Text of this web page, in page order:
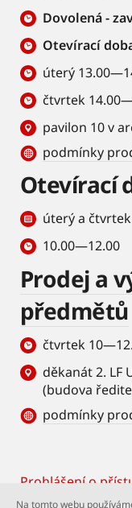
Dovolená -
Otevírací
úterý
čtvrtek
pavilon 10 v
podmínky
Otevírací
úterý a čtvrtek
10.00—12.00
Prodej a
předmětů
čtvrtek
děkanát 2. LF
(budova
podmínky
Footer
Prohlášení o
Na tomto webu